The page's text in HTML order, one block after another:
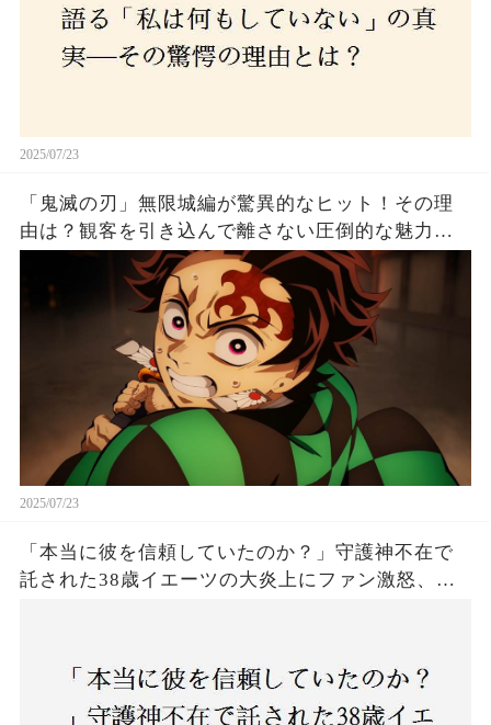
2025/07/23
「鬼滅の刃」無限城編が驚異的なヒット！その理
由は？観客を引き込んで離さない圧倒的な魅力と
2025/07/23
「本当に彼を信頼していたのか？」守護神不在で
託された38歳イエーツの大炎上にファン激怒、ド